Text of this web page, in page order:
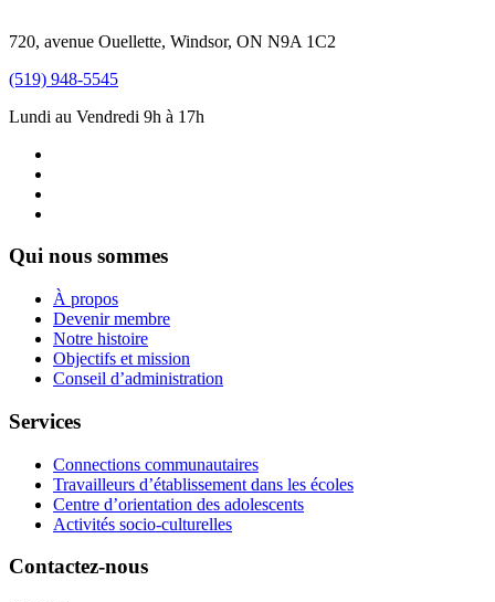
720, avenue Ouellette, Windsor, ON N9A 1C2
(519) 948-5545
Lundi au Vendredi 9h à 17h
Qui nous sommes
À propos
Devenir membre
Notre histoire
Objectifs et mission
Conseil d’administration
Services
Connections communautaires
Travailleurs d’établissement dans les écoles
Centre d’orientation des adolescents
Activités socio-culturelles
Contactez-nous